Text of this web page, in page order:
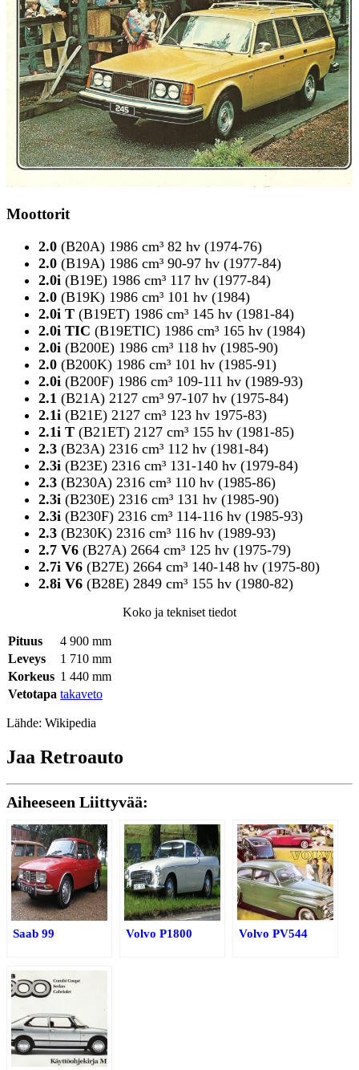
Moottorit
2.0 (B20A) 1986 cm³ 82 hv (1974-76)
2.0 (B19A) 1986 cm³ 90-97 hv (1977-84)
2.0i (B19E) 1986 cm³ 117 hv (1977-84)
2.0 (B19K) 1986 cm³ 101 hv (1984)
2.0i T (B19ET) 1986 cm³ 145 hv (1981-84)
2.0i TIC (B19ETIC) 1986 cm³ 165 hv (1984)
2.0i (B200E) 1986 cm³ 118 hv (1985-90)
2.0 (B200K) 1986 cm³ 101 hv (1985-91)
2.0i (B200F) 1986 cm³ 109-111 hv (1989-93)
2.1 (B21A) 2127 cm³ 97-107 hv (1975-84)
2.1i (B21E) 2127 cm³ 123 hv 1975-83)
2.1i T (B21ET) 2127 cm³ 155 hv (1981-85)
2.3 (B23A) 2316 cm³ 112 hv (1981-84)
2.3i (B23E) 2316 cm³ 131-140 hv (1979-84)
2.3 (B230A) 2316 cm³ 110 hv (1985-86)
2.3i (B230E) 2316 cm³ 131 hv (1985-90)
2.3i (B230F) 2316 cm³ 114-116 hv (1985-93)
2.3 (B230K) 2316 cm³ 116 hv (1989-93)
2.7 V6 (B27A) 2664 cm³ 125 hv (1975-79)
2.7i V6 (B27E) 2664 cm³ 140-148 hv (1975-80)
2.8i V6 (B28E) 2849 cm³ 155 hv (1980-82)
Koko ja tekniset tiedot
Pituus
4 900 mm
Leveys
1 710 mm
Korkeus 1 440 mm
Vetotapa takaveto
Lähde: Wikipedia
Jaa Retroauto
Aiheeseen Liittyvää:
Saab 99 Volvo P1800 Volvo PV544